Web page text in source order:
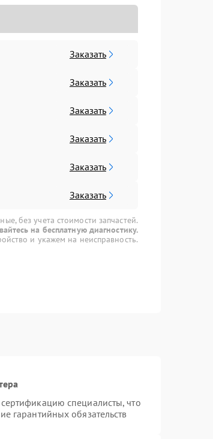
Заказать
Заказать
Заказать
Заказать
Заказать
Заказать
без учета стоимости запчастей.
на бесплатную диагностику.
и укажем на неисправность.
специалисты, что
гарантийных обязательств